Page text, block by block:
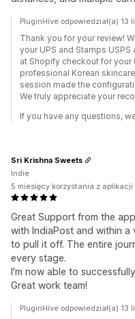
PluginHive odpowiedział(a) 13
Thank you for your review!
your UPS and Stamps
at Shopify checkout for
professional Korean
session made the
We truly appreciate your
If you have any questions,
Great Support from the
with IndiaPost and within
to pull it off. The entire
every stage.
I'm now able to
Great work team!
Sri Krishna Sweets
Indie
5 miesięcy korzystania z aplikacji
PluginHive odpowiedział(a) 13